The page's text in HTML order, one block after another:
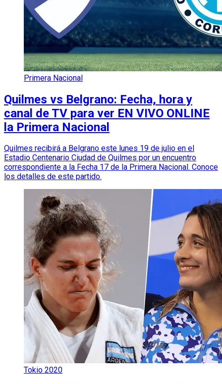
Primera Nacional
Quilmes vs Belgrano: Fecha, hora y
canal de TV para ver EN VIVO ONLINE
la Primera Nacional
Quilmes recibirá a Belgrano este lunes 19 de julio en el
Estadio Centenario Ciudad de Quilmes por un encuentro
correspondiente a la Fecha 17 de la Primera Nacional. Conoce
los detalles de este partido.
Tokio 2020